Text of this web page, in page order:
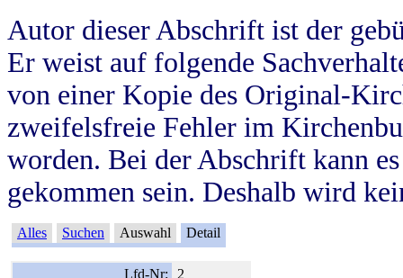
Autor dieser Abschrift ist der
Er weist auf folgende
von einer Kopie des Original-
zweifelsfreie Fehler im
worden. Bei der Abschrift kann
gekommen sein. Deshalb wird
Alles Suchen Auswahl Detail
Lfd-Nr:
2